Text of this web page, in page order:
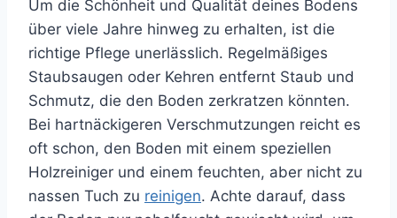
Um die Schönheit und Qualität deines Bodens
über viele Jahre hinweg zu erhalten, ist die
richtige Pflege unerlässlich. Regelmäßiges
Staubsaugen oder Kehren entfernt Staub und
Schmutz, die den Boden zerkratzen könnten.
Bei hartnäckigeren Verschmutzungen reicht es
oft schon, den Boden mit einem speziellen
Holzreiniger und einem feuchten, aber nicht zu
nassen Tuch zu reinigen. Achte darauf, dass